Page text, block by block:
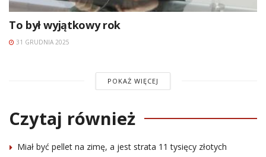
To był wyjątkowy rok
31 GRUDNIA 2025
POKAŻ WIĘCEJ
Czytaj również
Miał być pellet na zimę, a jest strata 11 tysięcy złotych